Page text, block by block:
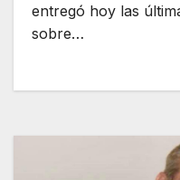
entregó hoy las
sobre…